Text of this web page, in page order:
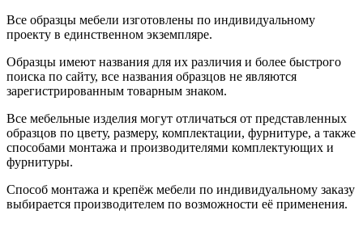
Все образцы мебели изготовлены по индивидуальному
проекту в единственном экземпляре.
Образцы имеют названия для их различия и более быстрого
поиска по сайту, все названия образцов не являются
зарегистрированным товарным знаком.
Все мебельные изделия могут отличаться от представленных
образцов по цвету, размеру, комплектации, фурнитуре, а также
способами монтажа и производителями комплектующих и
фурнитуры.
Способ монтажа и крепёж мебели по индивидуальному заказу
выбирается производителем по возможности её применения.